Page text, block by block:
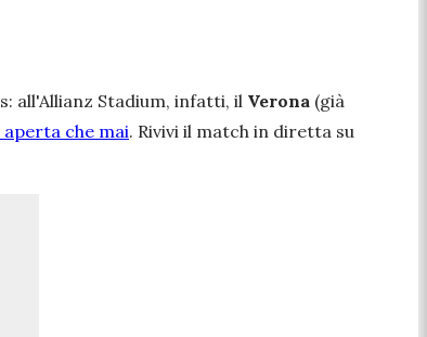
all'Allianz Stadium, infatti, il Verona (già
che mai. Rivivi il match in diretta su